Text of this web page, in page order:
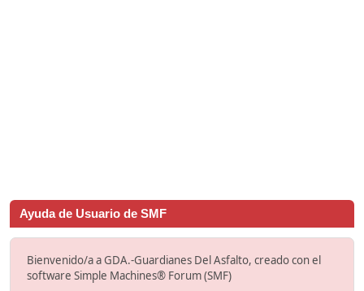
Ayuda de Usuario de SMF
Bienvenido/a a GDA.-Guardianes Del Asfalto, creado con el
software Simple Machines® Forum (SMF)